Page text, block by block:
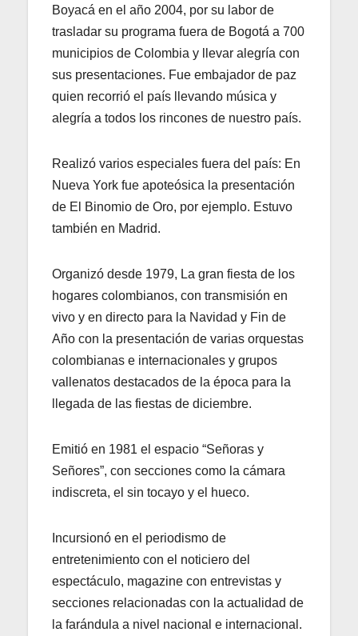
Boyacá en el año 2004, por su labor de
trasladar su programa fuera de Bogotá a 700
municipios de Colombia y llevar alegría con
sus presentaciones. Fue embajador de paz
quien recorrió el país llevando música y
alegría a todos los rincones de nuestro país.
Realizó varios especiales fuera del país: En
Nueva York fue apoteósica la presentación
de El Binomio de Oro, por ejemplo. Estuvo
también en Madrid.
Organizó desde 1979, La gran fiesta de los
hogares colombianos, con transmisión en
vivo y en directo para la Navidad y Fin de
Año con la presentación de varias orquestas
colombianas e internacionales y grupos
vallenatos destacados de la época para la
llegada de las fiestas de diciembre.
Emitió en 1981 el espacio “Señoras y
Señores”, con secciones como la cámara
indiscreta, el sin tocayo y el hueco.
Incursionó en el periodismo de
entretenimiento con el noticiero del
espectáculo, magazine con entrevistas y
secciones relacionadas con la actualidad de
la farándula a nivel nacional e internacional.